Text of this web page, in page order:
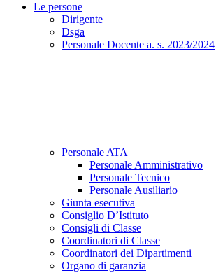
Le persone
Dirigente
Dsga
Personale Docente a. s. 2023/2024
Personale ATA
Personale Amministrativo
Personale Tecnico
Personale Ausiliario
Giunta esecutiva
Consiglio D’Istituto
Consigli di Classe
Coordinatori di Classe
Coordinatori dei Dipartimenti
Organo di garanzia